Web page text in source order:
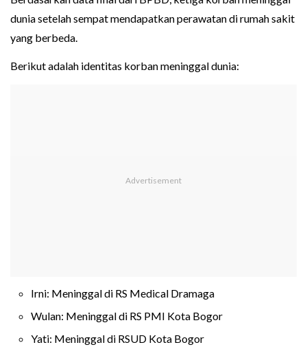
dunia setelah sempat mendapatkan perawatan di rumah sakit
yang berbeda.
Berikut adalah identitas korban meninggal dunia:
Irni: Meninggal di RS Medical Dramaga
Wulan: Meninggal di RS PMI Kota Bogor
Yati: Meninggal di RSUD Kota Bogor